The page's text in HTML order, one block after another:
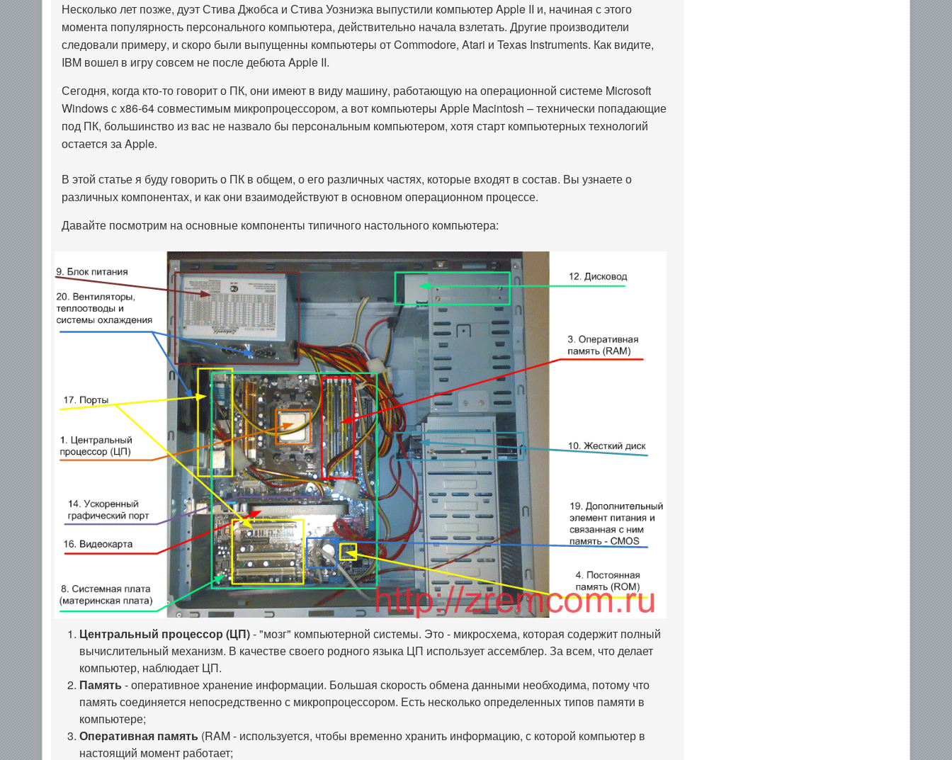
Несколько лет позже, дуэт Стива Джобса и Стива Уозниэка выпустили компьютер Apple II и, начиная с этого
момента популярность персонального компьютера, действительно начала взлетать. Другие производители
следовали примеру, и скоро были выпущенны компьютеры от Commodore, Atari и Texas Instruments. Как видите,
IBM вошел в игру совсем не после дебюта Apple II.
Сегодня, когда кто-то говорит о ПК, они имеют в виду машину, работающую на операционной системе Microsoft
Windows с x86-64 совместимым микропроцессором, а вот компьютеры Apple Macintosh – технически попадающие
под ПК, большинство из вас не назвало бы персональным компьютером, хотя старт компьютерных технологий
остается за Apple.
В этой статье я буду говорить о ПК в общем, о его различных частях, которые входят в состав. Вы узнаете о
различных компонентах, и как они взаимодействуют в основном операционном процессе.
Давайте посмотрим на основные компоненты типичного настольного компьютера:
Центральный процессор (ЦП)- "мозг" компьютерной системы. Это - микросхема, которая содержит полный
вычислительный механизм. В качестве своего родного языка ЦП использует ассемблер. За всем, что делает
компьютер, наблюдает ЦП.
Память - оперативное хранение информации. Большая скорость обмена данными необходима, потому что
память соединяется непосредственно с микропроцессором. Есть несколько определенных типов памяти в
компьютере;
Оперативная память (RAM - используется, чтобы временно хранить информацию, с которой компьютер в
настоящий момент работает;